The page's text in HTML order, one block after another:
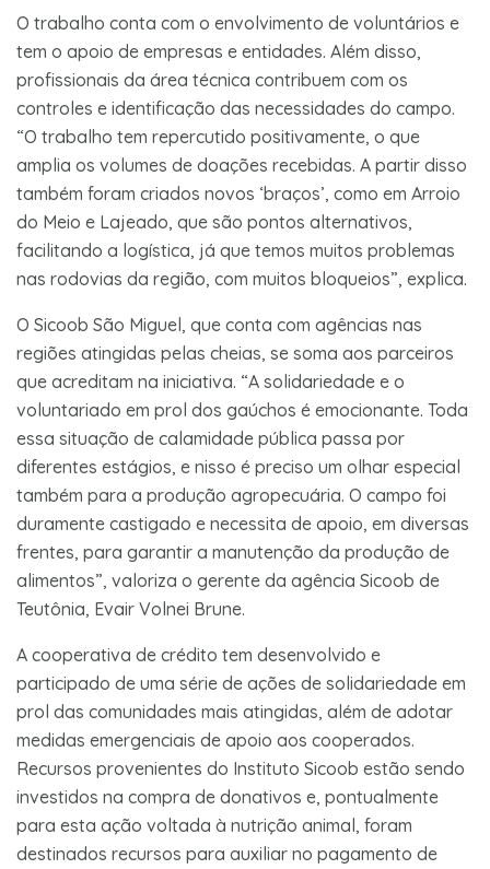
O trabalho conta com o envolvimento de voluntários e
tem o apoio de empresas e entidades. Além disso,
profissionais da área técnica contribuem com os
controles e identificação das necessidades do campo.
“O trabalho tem repercutido positivamente, o que
amplia os volumes de doações recebidas. A partir disso
também foram criados novos ‘braços’, como em Arroio
do Meio e Lajeado, que são pontos alternativos,
facilitando a logística, já que temos muitos problemas
nas rodovias da região, com muitos bloqueios”, explica.
O Sicoob São Miguel, que conta com agências nas
regiões atingidas pelas cheias, se soma aos parceiros
que acreditam na iniciativa. “A solidariedade e o
voluntariado em prol dos gaúchos é emocionante. Toda
essa situação de calamidade pública passa por
diferentes estágios, e nisso é preciso um olhar especial
também para a produção agropecuária. O campo foi
duramente castigado e necessita de apoio, em diversas
frentes, para garantir a manutenção da produção de
alimentos”, valoriza o gerente da agência Sicoob de
Teutônia, Evair Volnei Brune.
A cooperativa de crédito tem desenvolvido e
participado de uma série de ações de solidariedade em
prol das comunidades mais atingidas, além de adotar
medidas emergenciais de apoio aos cooperados.
Recursos provenientes do Instituto Sicoob estão sendo
investidos na compra de donativos e, pontualmente
para esta ação voltada à nutrição animal, foram
destinados recursos para auxiliar no pagamento de